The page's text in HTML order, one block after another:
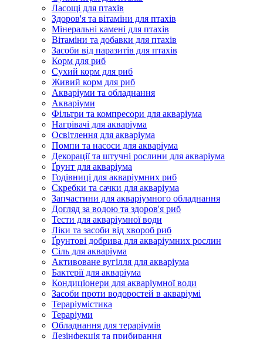
Ласощі для птахів
Здоров'я та вітаміни для птахів
Мінеральні камені для птахів
Вітаміни та добавки для птахів
Засоби від паразитів для птахів
Корм для риб
Сухий корм для риб
Живий корм для риб
Акваріуми та обладнання
Акваріуми
Фільтри та компресори для акваріума
Нагрівачі для акваріума
Освітлення для акваріума
Помпи та насоси для акваріума
Декорації та штучні рослини для акваріума
Ґрунт для акваріума
Годівниці для акваріумних риб
Скребки та сачки для акваріума
Запчастини для акваріумного обладнання
Догляд за водою та здоров'я риб
Тести для акваріумної води
Ліки та засоби від хвороб риб
Ґрунтові добрива для акваріумних рослин
Сіль для акваріума
Активоване вугілля для акваріума
Бактерії для акваріума
Кондиціонери для акваріумної води
Засоби проти водоростей в акваріумі
Тераріумістика
Тераріуми
Обладнання для тераріумів
Дезінфекція та прибирання